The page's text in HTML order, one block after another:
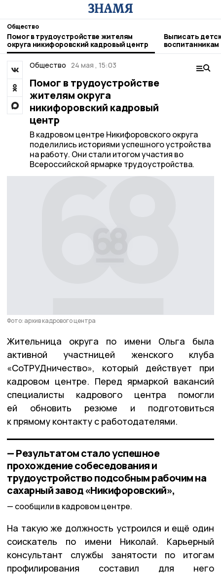
Общество
Помог в трудоустройстве жителям
округа никифоровский кадровый центр
Выписать
никифоровцам
Общество 24 мая , 15:03
Помог в трудоустройстве
жителям округа
никифоровский кадровый
центр
В кадровом центре Никифоровского округа
поделились историями успешного устройства
на работу. Они стали итогом участия во
Всероссийской ярмарке трудоустройства.
Фото: архив кадрового центра
Жительница округа по имени Ольга была
активной участницей женского клуба
«СоТРУДничество», который действует при
кадровом центре. Перед ярмаркой вакансий
специалисты кадрового центра помогли
ей обновить резюме и подготовиться
к прямому контакту с работодателями.
— Результатом стало успешное
прохождение собеседования и
трудоустройство подсобным рабочим на
сахарный завод «Никифоровский»,
сообщили в кадровом центре.
На такую же должность устроился и ещё один
соискатель по имени Николай. Карьерный
консультант службы занятости по итогам
профилирования составил для него